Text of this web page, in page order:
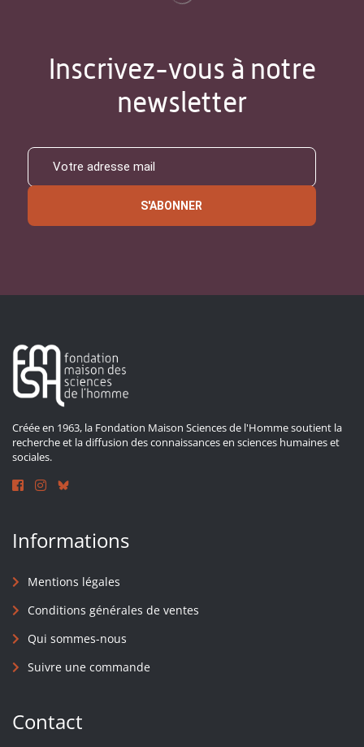
Inscrivez-vous à notre
newsletter
S'ABONNER
Créée en 1963, la Fondation Maison Sciences de l'Homme soutient la
recherche et la diffusion des connaissances en sciences humaines et
sociales.
Informations
Mentions légales
Conditions générales de ventes
Qui sommes-nous
Suivre une commande
Contact